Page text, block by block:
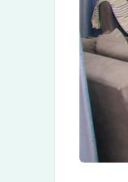
pour
un
Sans